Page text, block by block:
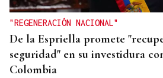
"REGENERACIÓN NACIONAL"
De la Espriella promete
seguridad" en su investidura
Colombia